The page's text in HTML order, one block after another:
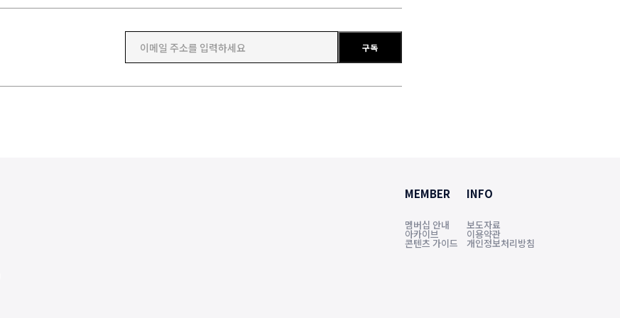
이메일 주소를 입력하세요 구독
MEMBER
멤버십 안내
아카이브
콘텐츠 가이드
INFO
보도자료
이용약관
개인정보처리방침